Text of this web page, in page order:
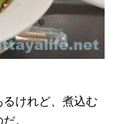
けれど、煮込む
。